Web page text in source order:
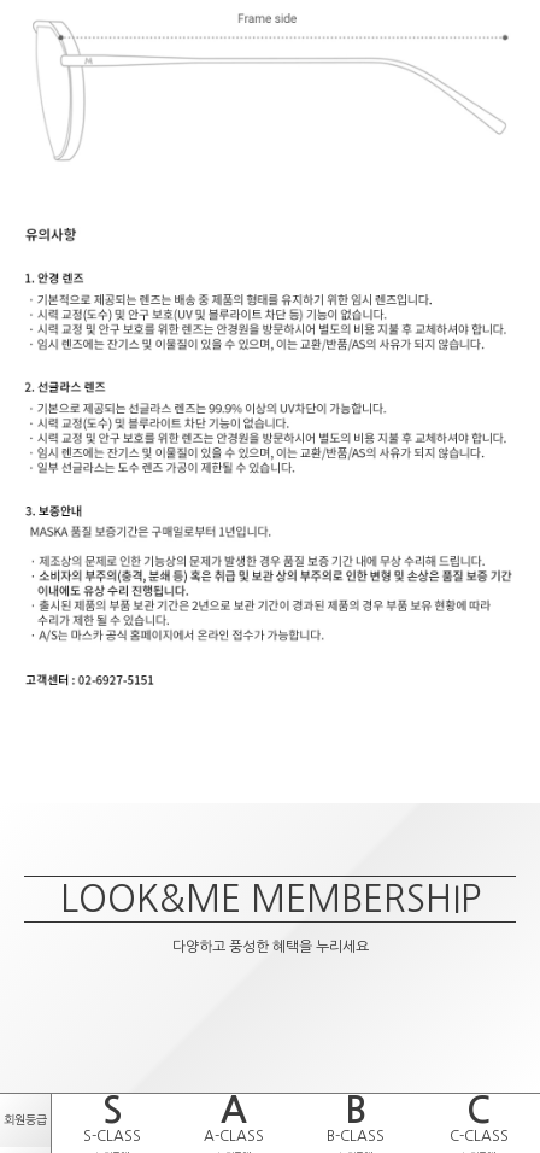
LOOK&ME MEMBERSHIP
다양하고 풍성한 혜택을 누리세요
회원등급 S A B C
S-CLASS A-CLASS B-CLASS C-CLASS